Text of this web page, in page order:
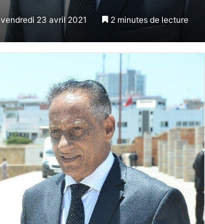
vendredi 23 avril 2021 2 minutes de lecture